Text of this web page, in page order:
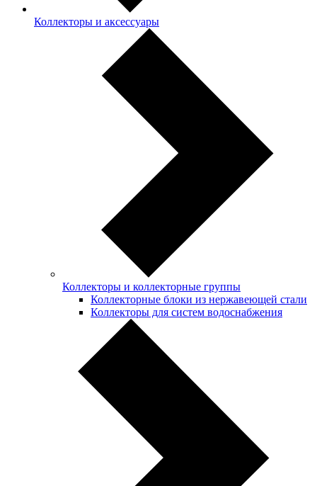
Коллекторы и аксессуары
Коллекторы и коллекторные группы
Коллекторные блоки из нержавеющей стали
Коллекторы для систем водоснабжения